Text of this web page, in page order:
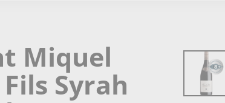
Miquel
Syrah